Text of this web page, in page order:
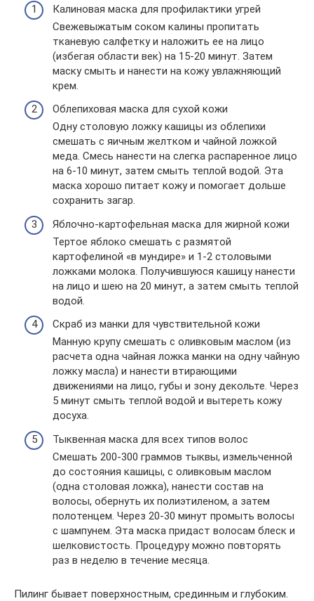
Калиновая маска для профилактики угрей
Свежевыжатым соком калины пропитать
тканевую салфетку и наложить ее на лицо
(избегая области век) на 15-20 минут. Затем
маску смыть и нанести на кожу увлажняющий
крем.
Облепиховая маска для сухой кожи
Одну столовую ложку кашицы из облепихи
смешать с яичным желтком и чайной ложкой
меда. Смесь нанести на слегка распаренное лицо
на 6-10 минут, затем смыть теплой водой. Эта
маска хорошо питает кожу и помогает дольше
сохранить загар.
Яблочно-картофельная маска для жирной кожи
Тертое яблоко смешать с размятой
картофелиной «в мундире» и 1-2 столовыми
ложками молока. Получившуюся кашицу нанести
на лицо и шею на 20 минут, а затем смыть теплой
водой.
Скраб из манки для чувствительной кожи
Манную крупу смешать с оливковым маслом (из
расчета одна чайная ложка манки на одну чайную
ложку масла) и нанести втирающими
движениями на лицо, губы и зону декольте. Через
5 минут смыть теплой водой и вытереть кожу
досуха.
Тыквенная маска для всех типов волос
Смешать 200-300 граммов тыквы, измельченной
до состояния кашицы, с оливковым маслом
(одна столовая ложка), нанести состав на
волосы, обернуть их полиэтиленом, а затем
полотенцем. Через 20-30 минут промыть волосы
с шампунем. Эта маска придаст волосам блеск и
шелковистость. Процедуру можно повторять
раз в неделю в течение месяца.
Пилинг бывает поверхностным, срединным и глубоким.